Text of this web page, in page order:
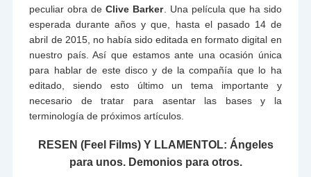
peculiar obra deClive Barker. Una película que ha sido
esperada durante años y que, hasta el pasado 14 de
abril de 2015, no había sido editada en formato digital en
nuestro país. Así que estamos ante una ocasión única
para hablar de este disco y de la compañía que lo ha
editado, siendo esto último un tema importante y
necesario de tratar para asentar las bases y la
terminología de próximos artículos.
RESEN (Feel Films) Y LLAMENTOL: Ángeles
para unos. Demonios para otros.